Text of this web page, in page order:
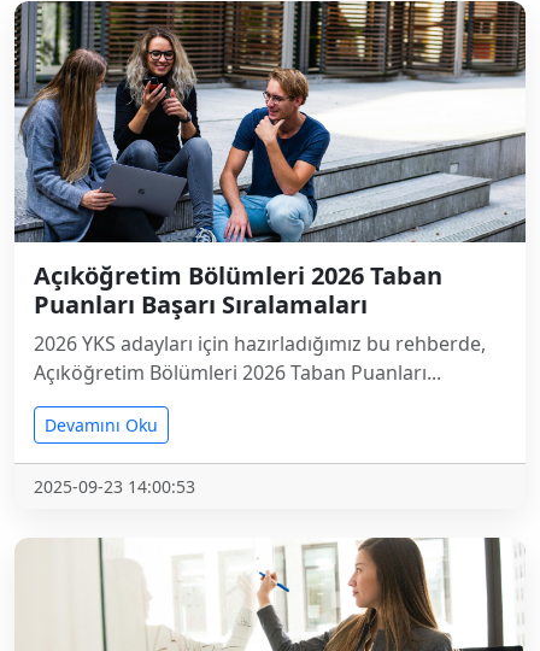
Açıköğretim Bölümleri 2026 Taban
Puanları Başarı Sıralamaları
2026 YKS adayları için hazırladığımız bu rehberde,
Açıköğretim Bölümleri 2026 Taban Puanları...
Devamını Oku
2025-09-23 14:00:53